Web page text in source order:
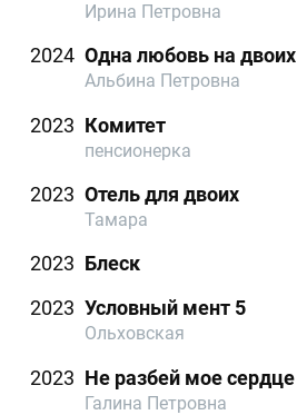
Ирина Петровна
2024 Одна любовь на двоих
Альбина Петровна
2023 Комитет
пенсионерка
2023 Отель для двоих
Тамара
2023 Блеск
2023 Условный мент 5
Ольховская
2023 Не разбей мое сердце
Галина Петровна